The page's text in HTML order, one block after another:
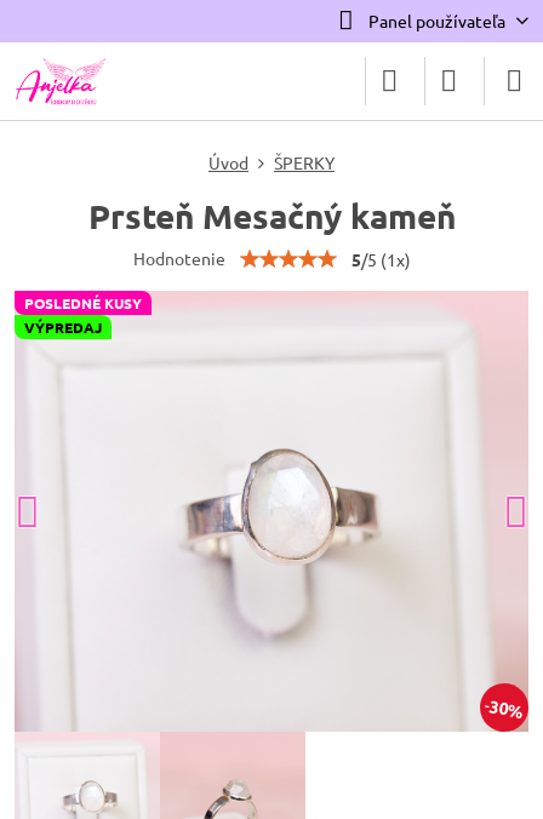
Panel používateľa
POSLEDNÉ KUSY
VÝPREDAJ
30%
Úvod ŠPERKY
Prsteň Mesačný kameň
Hodnotenie 5/5 (1x)